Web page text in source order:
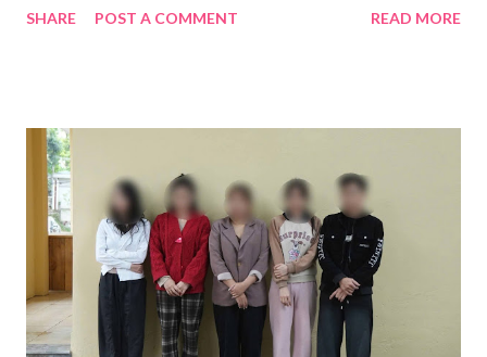
Bị Các Thiết Bị Cần Thiết Khi Livestream Bằng Máy Ảnh
Thanh 1.1.1. Thân máy ảnh (Body máy
ảnh): Chọn máy ảnh có chất lượng ...
SHARE POST A COMMENT READ MORE